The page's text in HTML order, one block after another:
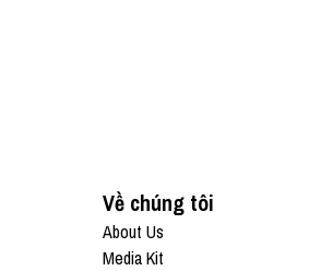
Về chúng tôi
About Us
Media Kit